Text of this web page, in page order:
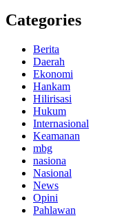
Categories
Berita
Daerah
Ekonomi
Hankam
Hilirisasi
Hukum
Internasional
Keamanan
mbg
nasiona
Nasional
News
Opini
Pahlawan